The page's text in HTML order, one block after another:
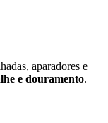
aparadores e
e douramento.